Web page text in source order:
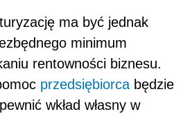
ma być jednak
minimum
rentowności biznesu.
przedsiębiorca będzie
wkład własny w